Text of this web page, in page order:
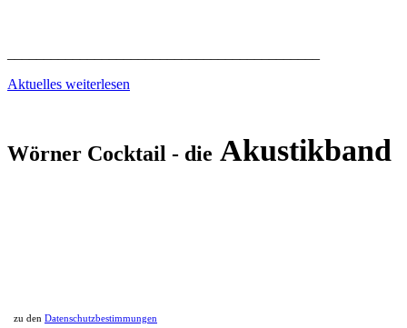
Aktuelles weiterlesen
Wörner Cocktail - die Akustikband
zu den Datenschutzbestimmungen